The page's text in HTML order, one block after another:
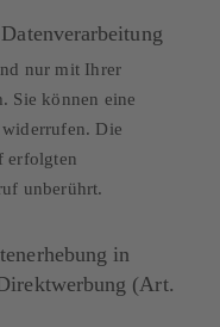
nur mit Ihrer
Sie können eine
Die
erfolgten
unberührt.
in
(Art.